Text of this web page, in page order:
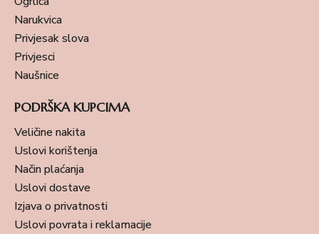
Narukvica
Privjesak slova
Privjesci
Naušnice
PODRŠKA KUPCIMA
Veličine nakita
Uslovi korištenja
Način plaćanja
Uslovi dostave
Izjava o privatnosti
Uslovi povrata i reklamacije